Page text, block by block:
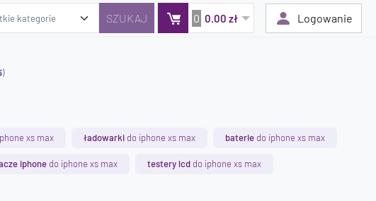
0 0.00 zł Logowanie
)
xs max ładowarki do iphone xs max baterie do iphone xs max
iphone do iphone xs max testery lcd do iphone xs max